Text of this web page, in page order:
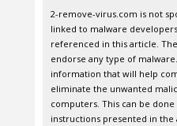
2-remove-virus.com is not
linked to malware
referenced in this article.
endorse any type of
information that will help
eliminate the unwanted
computers. This can be
instructions presented in